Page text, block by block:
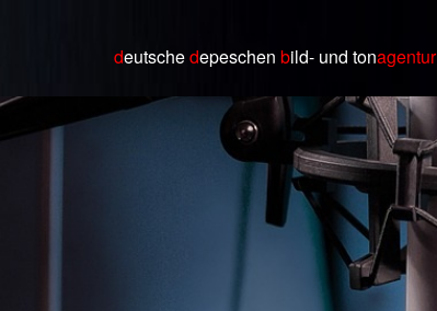
deutschedepeschen bild- und tonagentur